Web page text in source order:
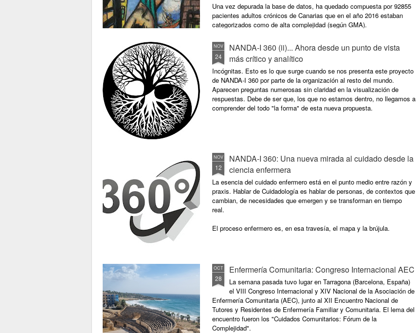
Una vez depurada la base de datos, ha quedado compuesta por 92855
pacientes adultos crónicos de Canarias que en el año 2016 estaban
categorizados como de alta complejidad (según GMA).
NOV
24
NANDA-I 360 (ii)... Ahora desde un punto de vista
más crítico y analítico
Incógnitas. Esto es lo que surge cuando se nos presenta este proyecto
de NANDA-I 360 por parte de la organización al resto del mundo.
Aparecen preguntas numerosas sin claridad en la visualización de
respuestas. Debe de ser que, los que no estamos dentro, no llegamos a
comprender del todo "la forma" de esta nueva propuesta.
NOV
12
NANDA-I 360: Una nueva mirada al cuidado desde la
ciencia enfermera
La esencia del cuidado enfermero está en el punto medio entre razón y
praxis. Hablar de Cuidadología es hablar de personas, de contextos que
cambian, de necesidades que emergen y se transforman en tiempo
real.
El proceso enfermero es, en esa travesía, el mapa y la brújula.
OCT
28
Enfermería Comunitaria: Congreso Internacional AEC
La semana pasada tuvo lugar en Tarragona (Barcelona, España)
el VIII Congreso Internacional y XIV Nacional de la Asociación de
Enfermería Comunitaria (AEC), junto al XII Encuentro Nacional de
Tutores y Residentes de Enfermería Familiar y Comunitaria. El lema del
encuentro fueron los "Cuidados Comunitarios: Fórum de la
Complejidad".